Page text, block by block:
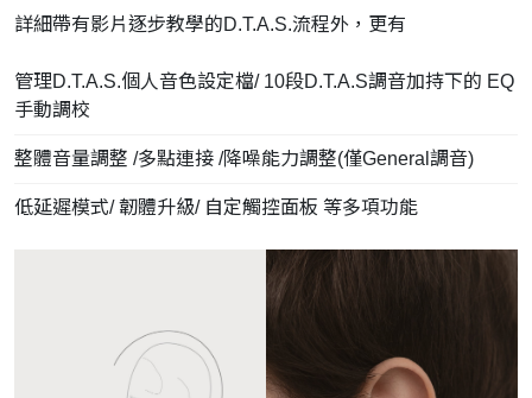
詳細帶有影片逐步教學的D.T.A.S.流程外，更有
管理D.T.A.S.個人音色設定檔/ 10段D.T.A.S調音加持下的 EQ
手動調校
整體音量調整 /多點連接 /降噪能力調整(僅General調音)
低延遲模式/ 韌體升級/ 自定觸控面板 等多項功能